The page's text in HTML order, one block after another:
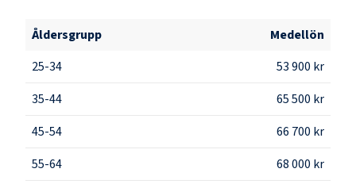
Åldersgrupp
Medellön
25-34
53 900 kr
35-44
65 500 kr
45-54
66 700 kr
55-64
68 000 kr